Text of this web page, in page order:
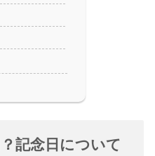
記念日について